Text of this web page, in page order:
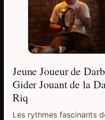
Jeune Joueur de
Gider Jouant de la
Riq
Les rythmes fascinants